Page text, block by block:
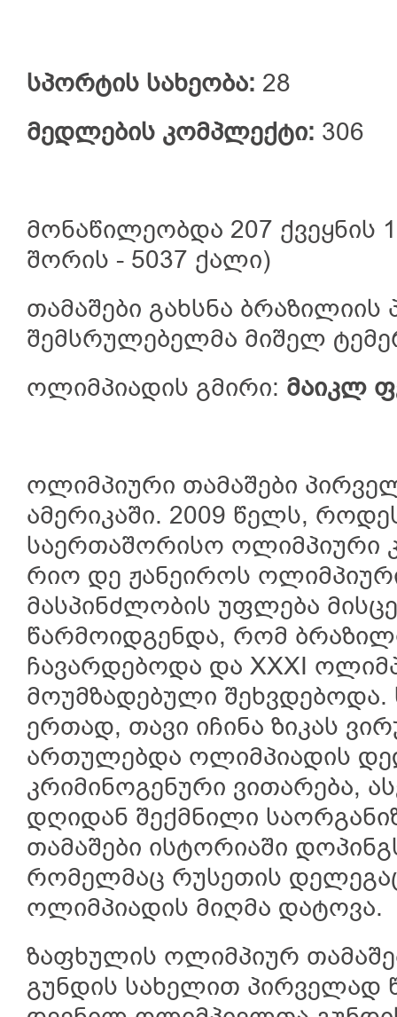
სპორტის სახეობა: 28
მედლების კომპლექტი: 306
მონაწილეობდა 207 ქვეყნის
შორის - 5037 ქალი)
თამაშები გახსნა
შემსრულებელმა მიშელ
ოლიმპიადის გმირი: მაიკლ
ოლიმპიური თამაშები
ამერიკაში. 2009 წელს,
საერთაშორისო ოლიმპიური
რიო დე ჟანეიროს
მასპინძლობის უფლება
წარმოიდგენდა, რომ
ჩავარდებოდა და XXXI
მოუმზადებული
ერთად, თავი იჩინა ზიკას
ართულებდა ოლიმპიადის
კრიმინოგენური ვითარება,
დღიდან შექმნილი
თამაშები ისტორიაში
რომელმაც რუსეთის
ოლიმპიადის მიღმა დატოვა.
ზაფხულის ოლიმპიურ
გუნდის სახელით პირველად